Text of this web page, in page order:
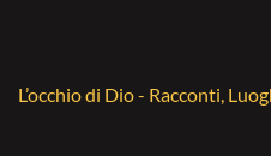
L’occhio di Dio - Racconti,